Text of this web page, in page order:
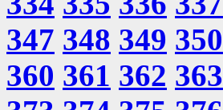
347 348 349 350
360 361 362 363